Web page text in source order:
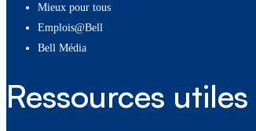
Mieux pour tous
Emplois@Bell
Bell Média
Ressources utiles